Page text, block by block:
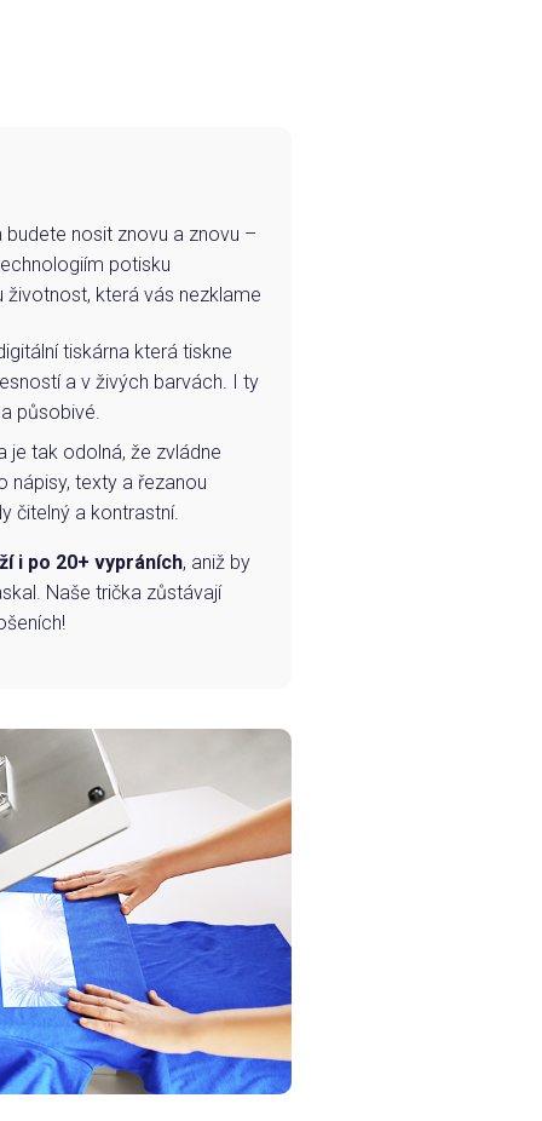
nosit znovu a znovu –
potisku
životnost, která vás nezklame
tiskárna která tiskne
a v živých barvách. I ty
působivé.
je tak odolná, že zvládne
nápisy, texty a řezanou
čitelný a kontrastní.
i po 20+ vypráních, aniž by
Naše trička zůstávají